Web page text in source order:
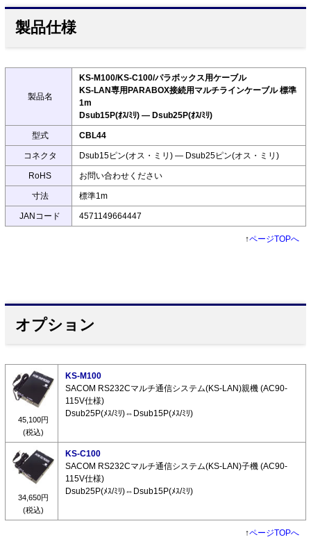
製品仕様
製品名
KS-M100/KS-C100/パラボックス用ケーブル
KS-LAN専用PARABOX接続用マルチラインケーブル 標準
1m
Dsub15P(ｵｽ/ﾐﾘ) ― Dsub25P(ｵｽ/ﾐﾘ)
型式 CBL44
コネクタ Dsub15ピン(オス・ミリ) ― Dsub25ピン(オス・ミリ)
RoHS お問い合わせください
寸法 標準1m
JANコード 4571149664447
↑ページTOPへ
オプション
45,100円
(税込)
KS-M100
SACOM RS232Cマルチ通信システム(KS-LAN)親機 (AC90-
115V仕様)
Dsub25P(ﾒｽ/ﾐﾘ)⇔Dsub15P(ﾒｽ/ﾐﾘ)
34,650円
(税込)
KS-C100
SACOM RS232Cマルチ通信システム(KS-LAN)子機 (AC90-
115V仕様)
Dsub25P(ﾒｽ/ﾐﾘ)⇔Dsub15P(ﾒｽ/ﾐﾘ)
↑ページTOPへ